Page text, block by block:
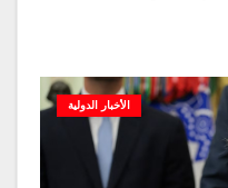
الأخبار الدولية